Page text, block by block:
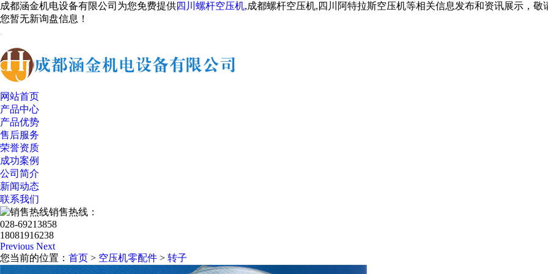
成都涵金机电设备有限公司为您免费提供四川螺杆空压机,成都螺杆空压机,四川阿特拉斯空压机等相关信息发布和资讯展示，敬
您暂无新询盘信息！
网站首页
产品中心
产品优势
售后服务
荣誉资质
成功案例
公司简介
新闻动态
联系我们
销售热线：
028-69213858
18081916238
Previous Next
您当前的位置： 首页 > 空压机零配件 > 转子